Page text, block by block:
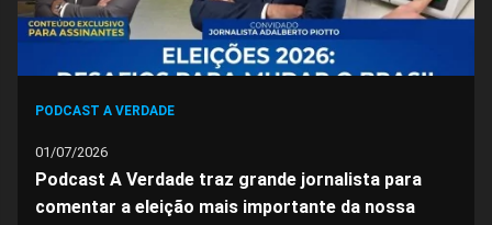
PODCAST A VERDADE
01/07/2026
Podcast A Verdade traz grande jornalista para
comentar a eleição mais importante da nossa